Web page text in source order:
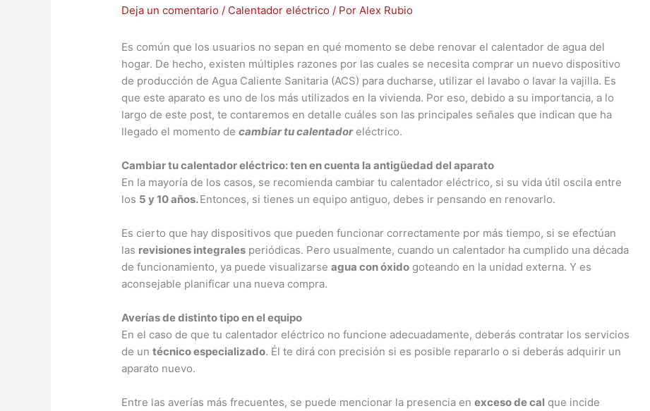
Deja un comentario / Calentador eléctrico / PorAlex Rubio
Es común que los usuarios no sepan en qué momento se debe renovar el calentador de agua del
hogar. De hecho, existen múltiples razones por las cuales se necesita comprar un nuevo dispositivo
de producción de Agua Caliente Sanitaria (ACS) para ducharse, utilizar el lavabo o lavar la vajilla. Es
que este aparato es uno de los más utilizados en la vivienda. Por eso, debido a su importancia, a lo
largo de este post, te contaremos en detalle cuáles son las principales señales que indican que ha
llegado el momento decambiar tu calentadoreléctrico.
Cambiar tu calentador eléctrico: ten en cuenta la antigüedad del aparato
En la mayoría de los casos, se recomienda cambiar tu calentador eléctrico, si su vida útil oscila entre
los 5 y 10 años.Entonces, si tienes un equipo antiguo, debes ir pensando en renovarlo.
Es cierto que hay dispositivos que pueden funcionar correctamente por más tiempo, si se efectúan
las revisiones integrales periódicas. Pero usualmente, cuando un calentador ha cumplido una década
de funcionamiento, ya puede visualizarseagua con óxido goteando en la unidad externa. Y es
aconsejable planificar una nueva compra.
Averías de distinto tipo en el equipo
En el caso de que tu calentador eléctrico no funcione adecuadamente, deberás contratar los servicios
de untécnico especializado. Él te dirá con precisión si es posible repararlo o si deberás adquirir un
aparato nuevo.
Entre las averías más frecuentes, se puede mencionar la presencia enexceso de cal que incide